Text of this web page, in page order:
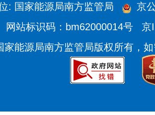
: 国家能源局南方监管局
京
网站标识码：bm62000014号
京
家能源局南方监管局版权所有，